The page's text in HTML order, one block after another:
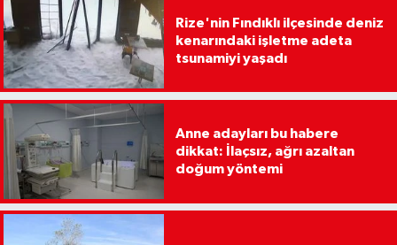
Rize'nin Fındıklı ilçesinde deniz
kenarındaki işletme adeta
tsunamiyi yaşadı
Anne adayları bu habere
dikkat: İlaçsız, ağrı azaltan
doğum yöntemi